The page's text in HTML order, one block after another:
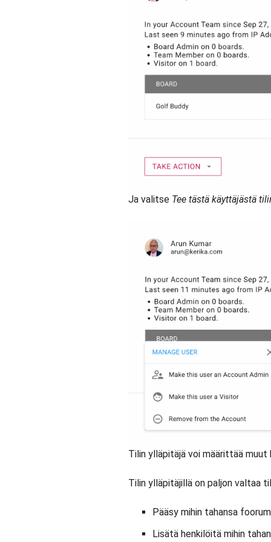
Ja valitse Tee tästä käyttäjästä
Tilin ylläpitäjä voi määrittää
Tilin ylläpitäjillä on paljon valtaa
Pääsy mihin tahansa
Lisätä henkilöitä mihin